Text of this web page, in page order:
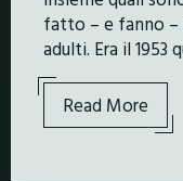
fatto – e fanno –
adulti. Era il 1953
Read More